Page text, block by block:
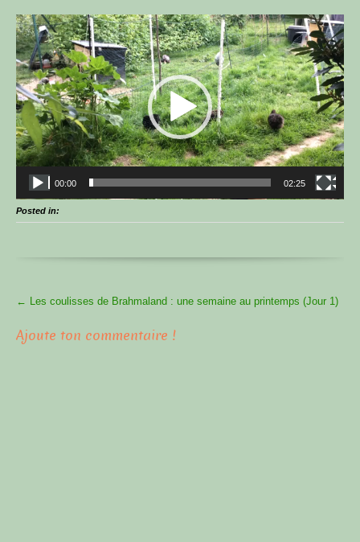
Lecteur
vidéo
00:00 02:25
Posted in:
More
← Les coulisses de Brahmaland : une semaine au printemps (Jour 1)
Ajoute ton commentaire !